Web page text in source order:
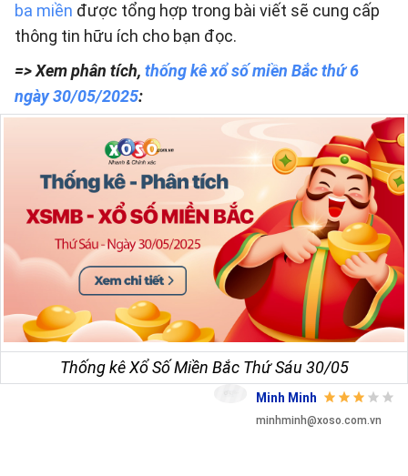
ba miền được tổng hợp trong bài viết sẽ cung cấp
thông tin hữu ích cho bạn đọc.
=> Xem phân tích, thống kê xổ số miền Bắc thứ 6
ngày 30/05/2025:
Thống kê Xổ Số Miền Bắc Thứ Sáu 30/05
Minh Minh
minhminh@xoso.com.vn